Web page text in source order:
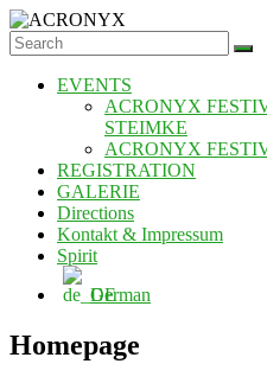
Skip
to
content
ACRONYX
EVENTS
ACRONYX
STEIMKE
ACRONYX
REGISTRATION
GALERIE
Directions
Kontakt & Impressum
Spirit
German
Homepage